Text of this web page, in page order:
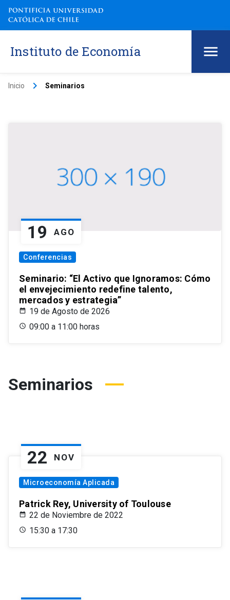
Instituto de Economía
Inicio keyboard_arrow_right Seminarios
19 AGO
Conferencias
Seminario: “El Activo que Ignoramos: Cómo
el envejecimiento redefine talento,
mercados y estrategia”
19 de Agosto de 2026
09:00 a 11:00 horas
Seminarios
22 NOV
Microeconomía Aplicada
Patrick Rey, University of Toulouse
22 de Noviembre de 2022
15:30 a 17:30